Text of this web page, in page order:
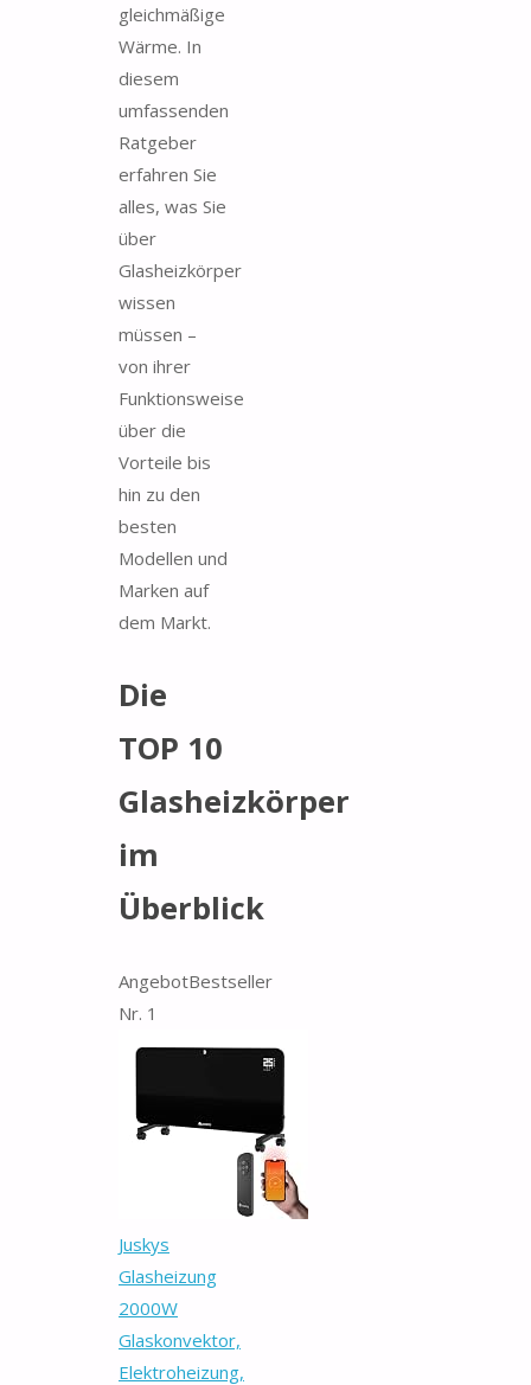
gleichmäßige
Wärme. In
diesem
umfassenden
Ratgeber
erfahren Sie
alles, was Sie
über
Glasheizkörper
wissen
müssen –
von ihrer
Funktionsweise
über die
Vorteile bis
hin zu den
besten
Modellen und
Marken auf
dem Markt.
Die
TOP 10
Glasheizkörper
im
Überblick
AngebotBestseller
Nr. 1
Juskys
Glasheizung
2000W
Glaskonvektor,
Elektroheizung,